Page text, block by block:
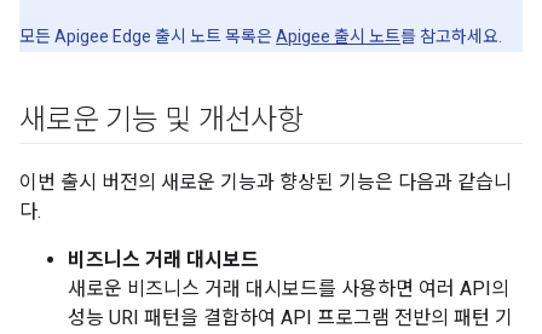
모든 Apigee Edge 출시 노트 목록은Apigee 출시 노트를 참고하세요.
새로운 기능 및 개선사항
이번 출시 버전의 새로운 기능과 향상된 기능은 다음과 같습니
다.
비즈니스 거래 대시보드
새로운 비즈니스 거래 대시보드를 사용하면 여러 API의
성능 URI 패턴을 결합하여 API 프로그램 전반의 패턴 기